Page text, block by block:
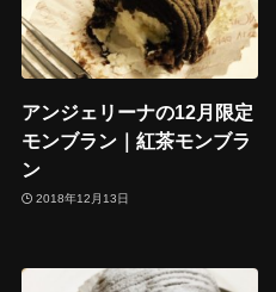
アンジェリーナの12月限定
モンブラン｜紅茶モンブラ
ン
2018年12月13日